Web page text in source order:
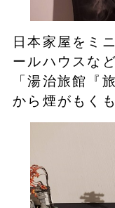
日本家屋をミ
ールハウスな
「湯治旅館『
から煙がもくも